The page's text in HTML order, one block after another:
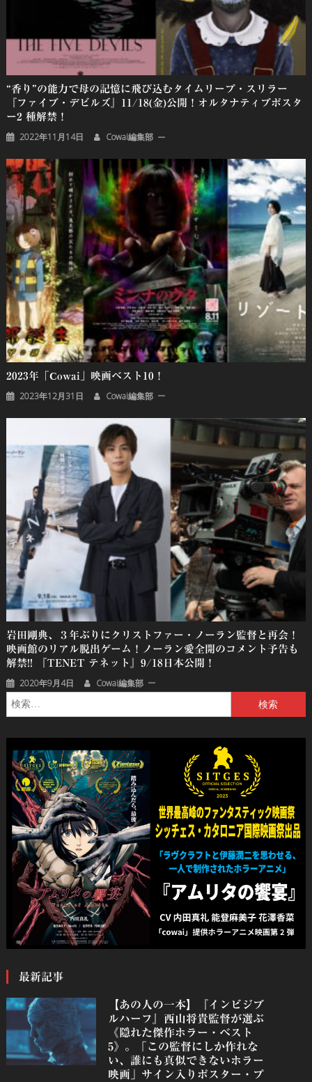
“香り”の能力で母の記憶に飛び込むタイムリープ・スリラー
『ファイブ・デビルズ』11/18(金)公開！オルタナティブポスタ
ー2 種解禁！
2022年11月14日 Cowai編集部
2023年「cowai」映画ベスト10！
2023年12月31日 Cowai編集部
岩田剛典、３年ぶりにクリストファー・ノーラン監督と再会！
映画館のリアル脱出ゲーム！ノーラン愛全開のコメント予告も
解禁!! 『TENET テネット』9/18日本公開！
2020年9月4日 Cowai編集部
索:
最新記事
【あの人の一本】『インビジブ
ルハーフ』⻄⼭将貴監督が選ぶ
《隠れた傑作ホラー・ベスト
5》。「この監督にしか作れな
い、誰にも真似できないホラー
映画」サイン入りポスター・プ